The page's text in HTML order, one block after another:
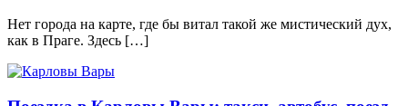
Нет города на карте, где бы витал такой же мистический дух,
как в Праге. Здесь […]